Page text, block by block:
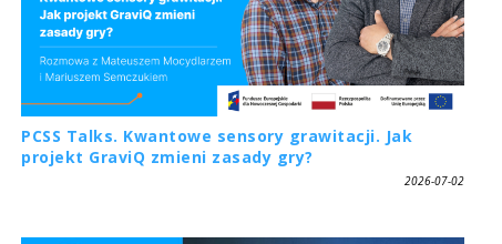
PCSS Talks. Kwantowe sensory grawitacji. Jak
projekt GraviQ zmieni zasady gry?
2026-07-02